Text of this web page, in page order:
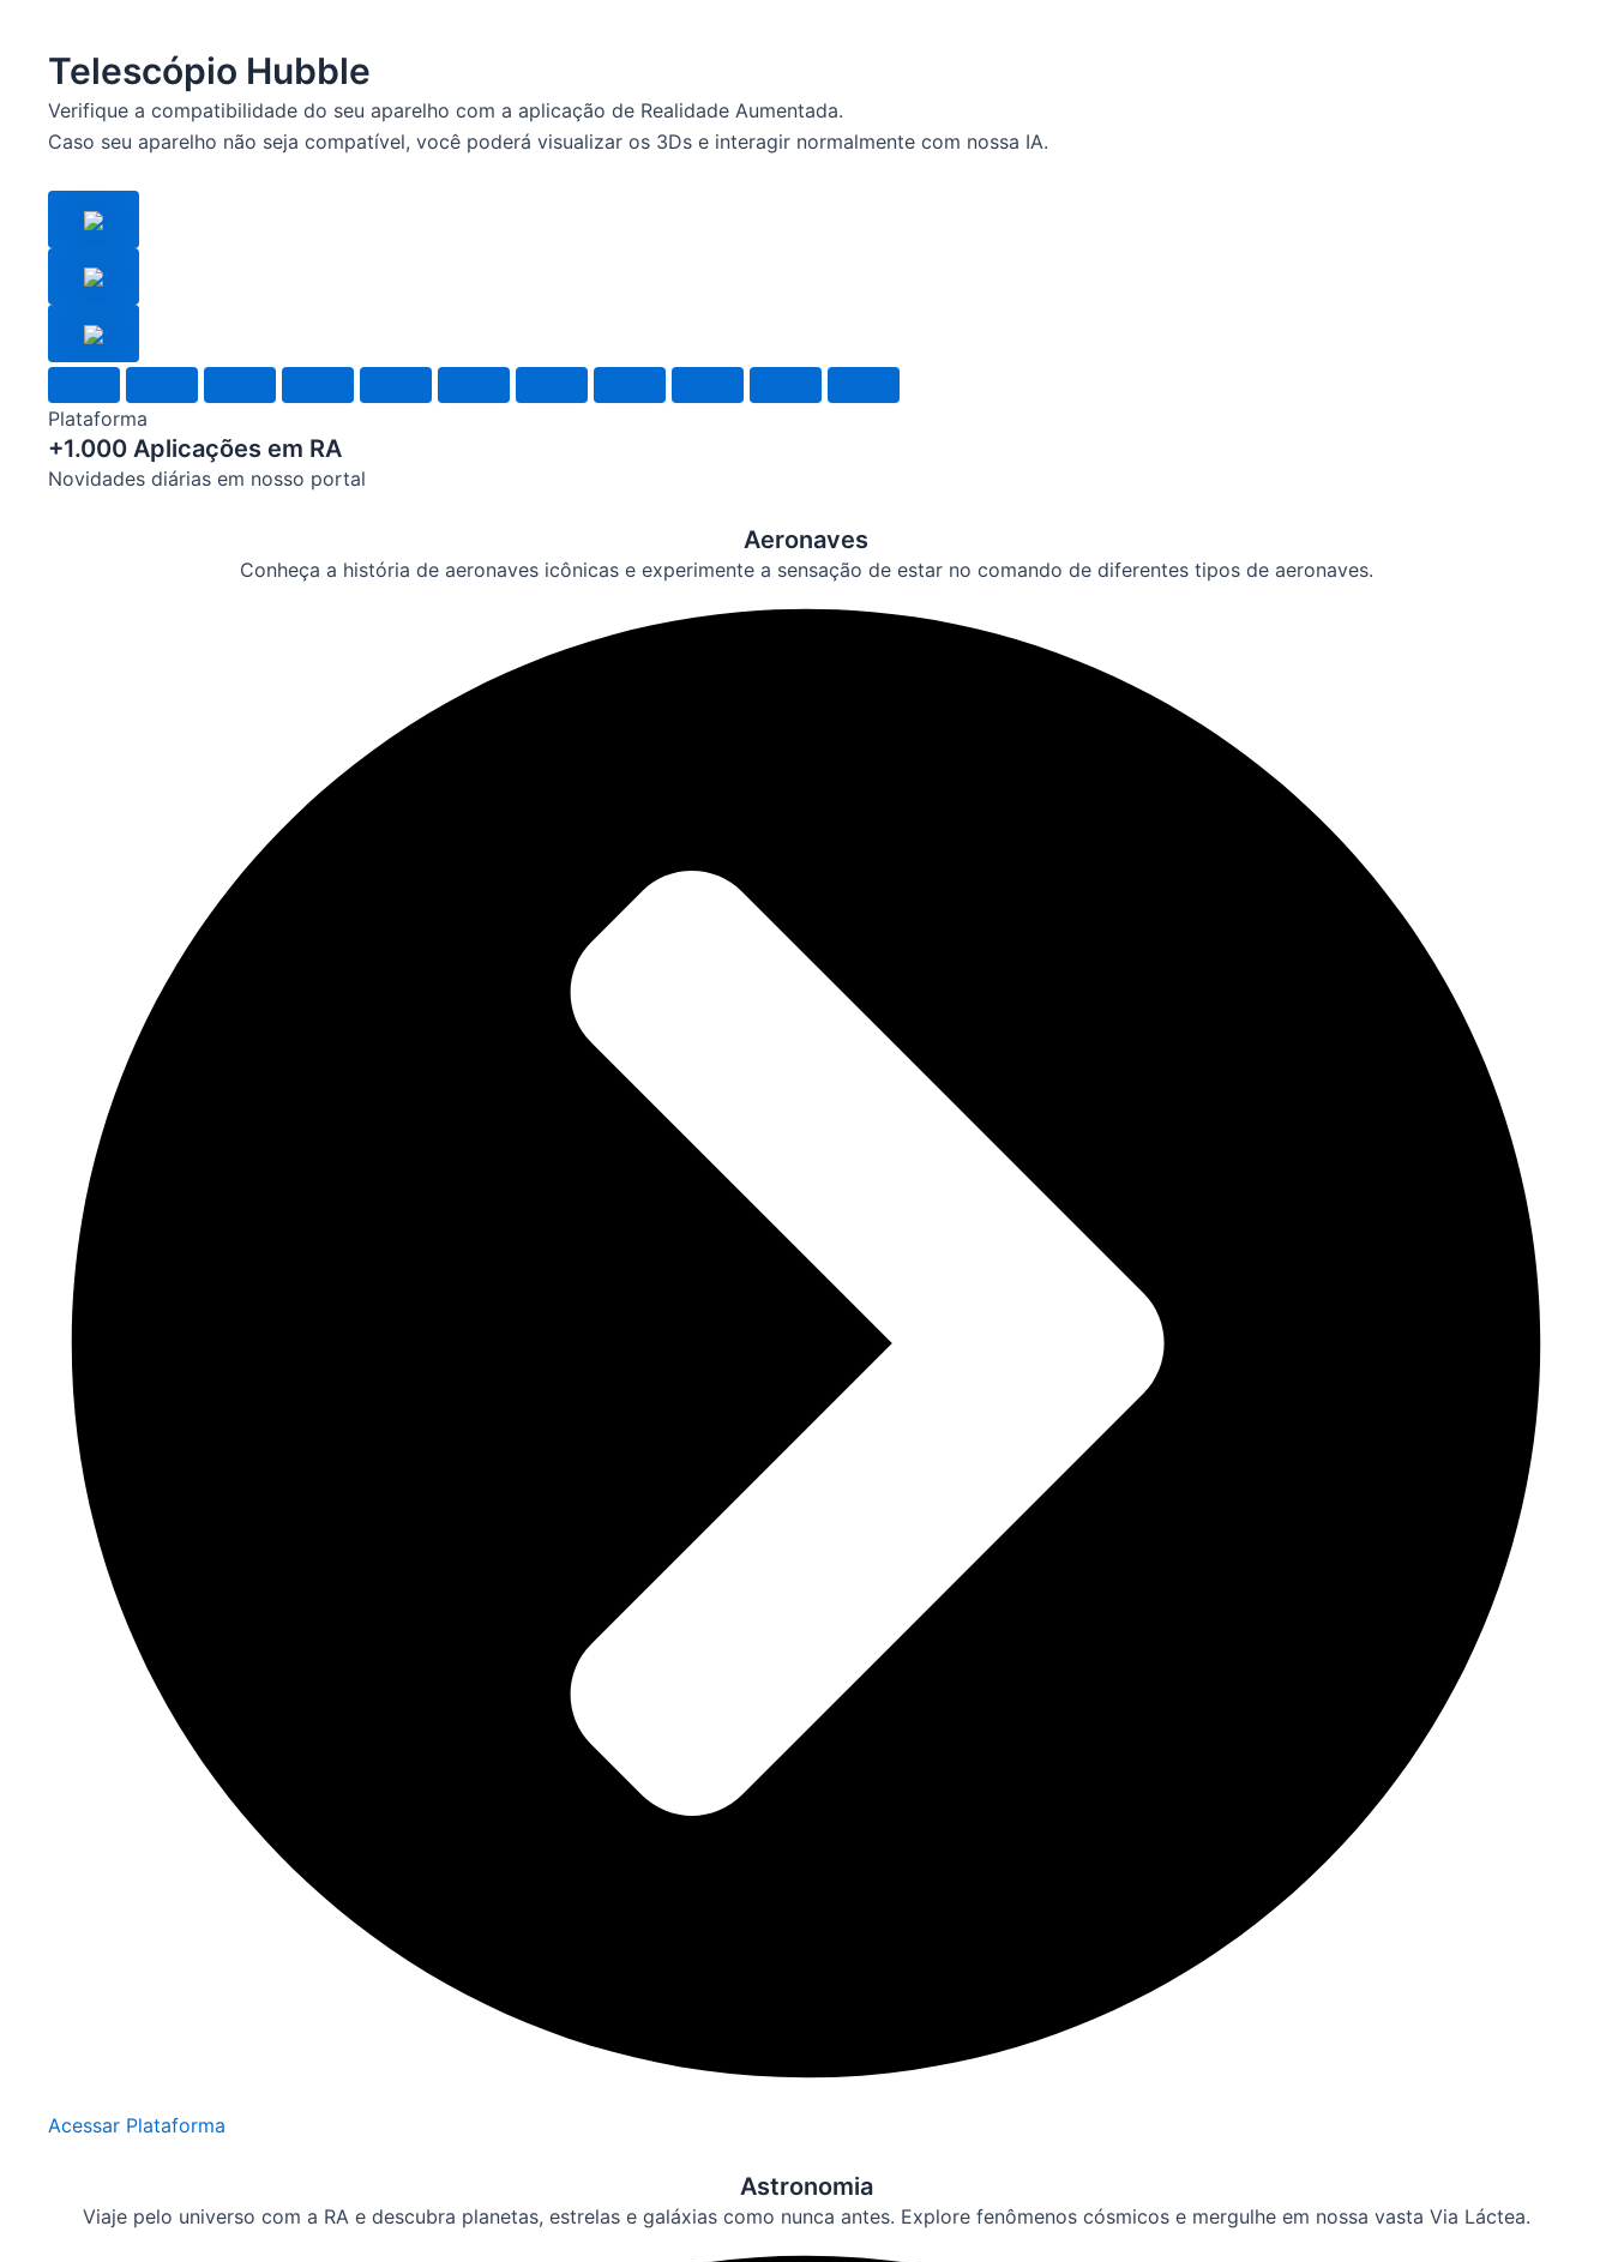
Telescópio Hubble
Verifique a compatibilidade do seu aparelho com a aplicação de Realidade Aumentada.
Caso seu aparelho não seja compatível, você poderá visualizar os 3Ds e interagir normalmente com nossa IA.
Plataforma
+1.000 Aplicações em RA
Novidades diárias em nosso portal
Aeronaves
Conheça a história de aeronaves icônicas e experimente a sensação de estar no comando de diferentes tipos de aeronaves.
Acessar Plataforma
Astronomia
Viaje pelo universo com a RA e descubra planetas, estrelas e galáxias como nunca antes. Explore fenômenos cósmicos e mergulhe em nossa vasta Via Láctea.